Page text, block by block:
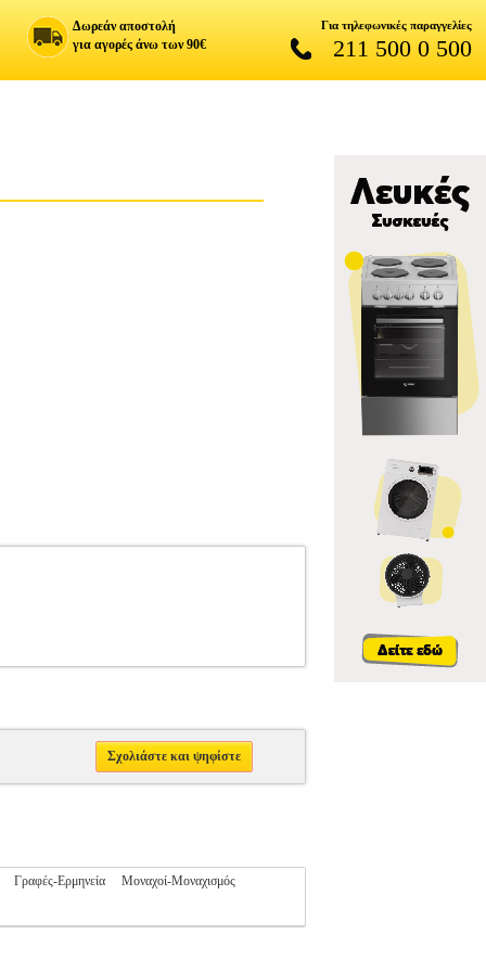
Δωρεάν αποστολή
για αγορές άνω των 90€
Για τηλεφωνικές παραγγελίες
211 500 0 500
Σχολιάστε και ψηφίστε
Γραφές-Ερμηνεία
Μοναχοί-Μοναχισμός